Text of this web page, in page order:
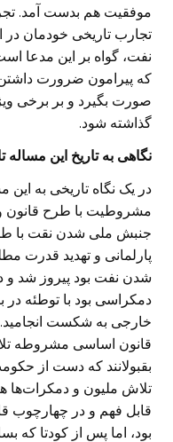
موفقیت هم بدست آمد.
تجارب تاریخی خودمان
نفت، گواه بر این مدعا
که پیرامون ضرورت
صورت بگیرد و بر برخی
گذاشته شود.
نگاهی به تاریخ این مساله تا
در یک نگاه تاریخی به
مشروطیت با طرح قانون
جنبش ملی شدن نقت با
پارلمانی و تهدید قدرت
شدن نفت بود پیروز شد و
دمکراسی بود با توطئه در
خارجی به شکست انجامید.
قانون اساسی مشروطه
بقبولانند که دست از
قابل فهم و در چهارچوب
بود، اما پس از کودتا که